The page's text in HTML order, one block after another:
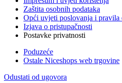
Zaštita osobnih podataka
Opći uvjeti poslovanja i pravila
Izjava o pristupačnosti
Postavke privatnosti
Poduzeće
Ostale Niceshops web trgovine
Odustati od ugovora